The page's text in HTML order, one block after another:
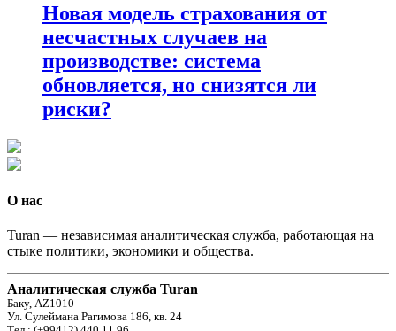
Новая модель страхования от
несчастных случаев на
производстве: система
обновляется, но снизятся ли
риски?
О нас
Turan — независимая аналитическая служба, работающая на
стыке политики, экономики и общества.
Аналитическая служба Turan
Баку, AZ1010
Ул. Сулеймана Рагимова 186, кв. 24